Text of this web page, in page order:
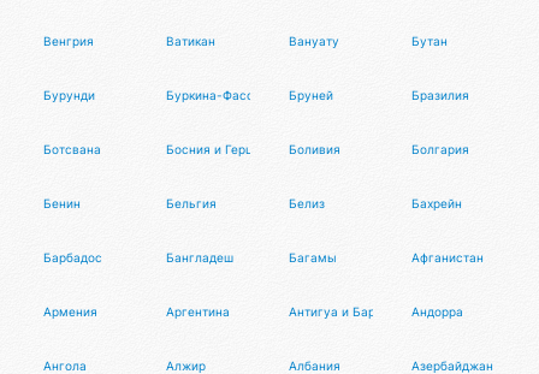
Венгрия Ватикан Вануату Бутан
Бурунди Буркина-Фасо Бруней Бразилия
Ботсвана Босния и ГерцеговинаБоливия Болгария
Бенин Бельгия Белиз Бахрейн
Барбадос Бангладеш Багамы Афганистан
Армения Аргентина Антигуа и Барбуда Андорра
Ангола Алжир Албания Азербайджан